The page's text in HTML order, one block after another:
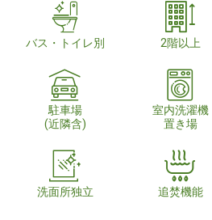
バス・トイレ別 2階以上
駐車場
(近隣含)
室内洗濯機
置き場
洗面所独立 追焚機能